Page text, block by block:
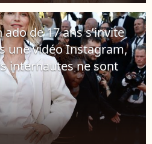
de 17 ans s’invite
une vidéo Instagram,
internautes ne sont